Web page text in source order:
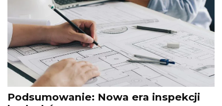
Podsumowanie: Nowa era inspekcji